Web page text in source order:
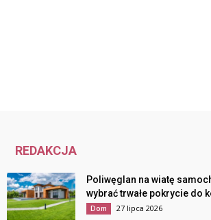
REDAKCJA
Poliwęglan na wiatę
wybrać trwałe pokrycie do
Dom 27 lipca 2026